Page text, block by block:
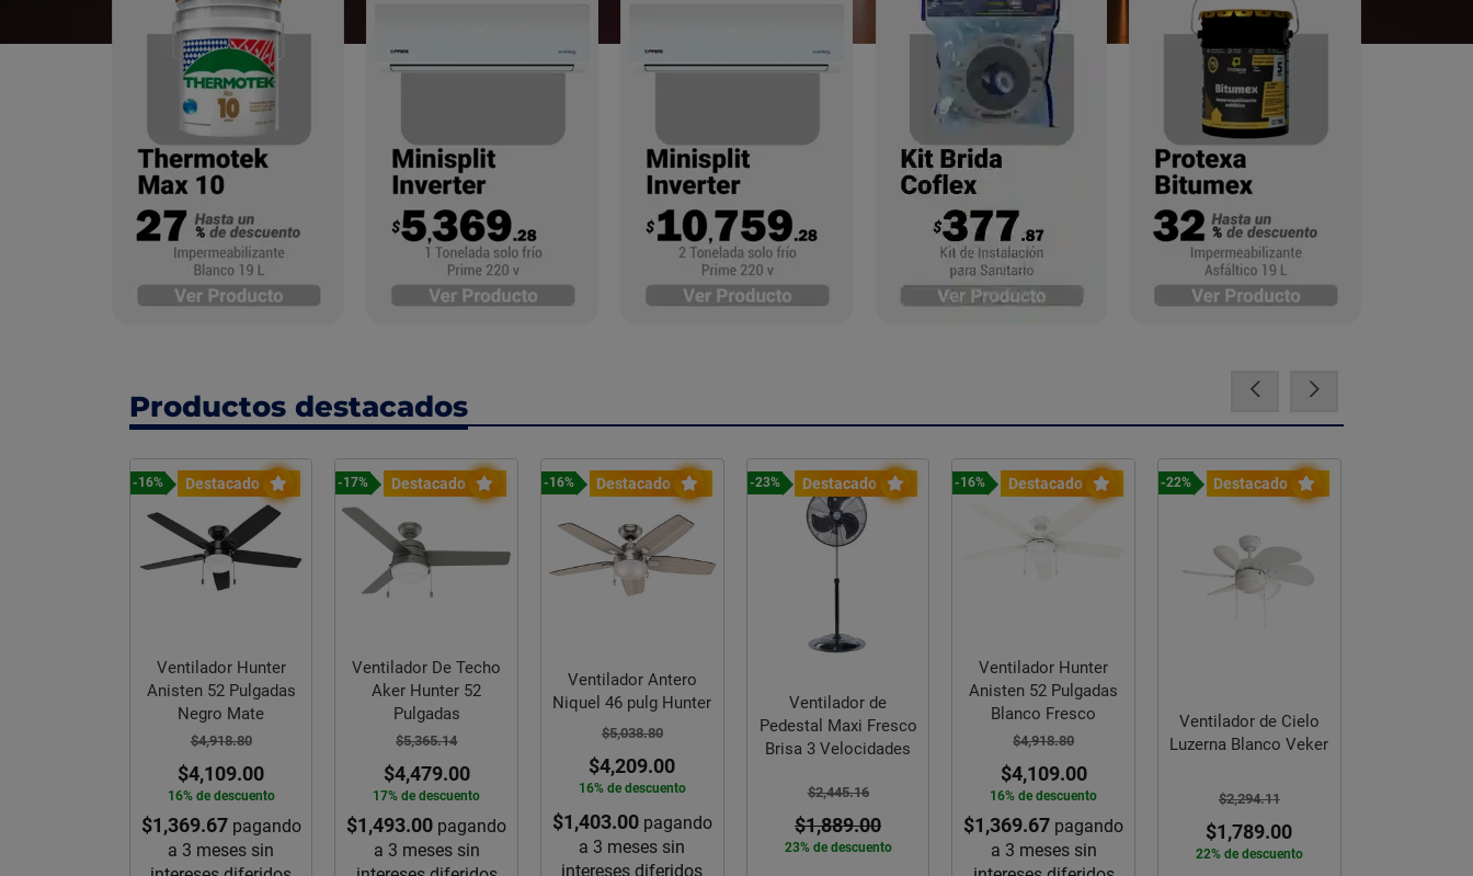
Productos destacados
Destacado
-16%
Ventilador Hunter
Anisten 52 Pulgadas
Negro Mate
$4,918.80
$4,109.00
16% de descuento
$1,369.67pagando
a 3 meses sin
Destacado
-17%
Ventilador De Techo
Aker Hunter 52
Pulgadas
$5,365.14
$4,479.00
17% de descuento
$1,493.00 pagando
a 3 meses sin
Destacado
-16%
Ventilador Antero
Niquel 46 pulg Hunter
$5,038.80
$4,209.00
16% de descuento
$1,403.00pagando
a 3 meses sin
intereses diferidos
Destacado
-23%
Ventilador de
Pedestal Maxi Fresco
Brisa 3 Velocidades
$2,445.16
$1,889.00
23% de descuento
Destacado
-16%
Ventilador Hunter
Anisten 52 Pulgadas
Blanco Fresco
$4,918.80
$4,109.00
16% de descuento
$1,369.67 pagando
a 3 meses sin
Destacado
-22%
Ventilador de Cielo
Luzerna Blanco Veker
$2,294.11
$1,789.00
22% de descuento